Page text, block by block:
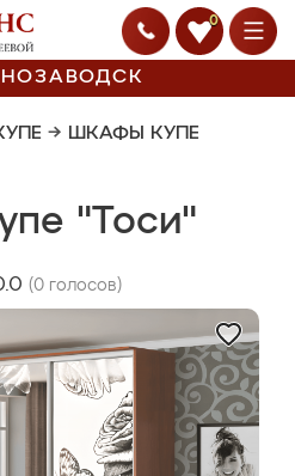
0
→ ШКАФЫ КУПЕ
"Тоси"
(0 голосов)